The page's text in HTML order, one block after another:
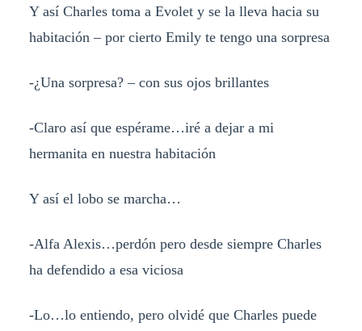
Y así Charles toma a Evolet y se la lleva hacia su
habitación – por cierto Emily te tengo una sorpresa
-¿Una sorpresa? – con sus ojos brillantes
-Claro así que espérame…iré a dejar a mi
hermanita en nuestra habitación
Y así el lobo se marcha…
-Alfa Alexis…perdón pero desde siempre Charles
ha defendido a esa viciosa
-Lo…lo entiendo, pero olvidé que Charles puede